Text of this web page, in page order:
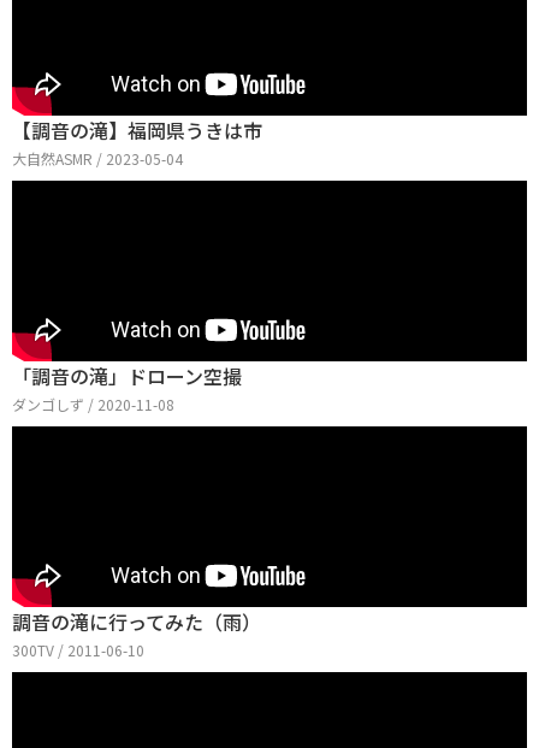
【調音の滝】福岡県うきは市
大自然ASMR / 2023-05-04
「調音の滝」ドローン空撮
ダンゴしず / 2020-11-08
調音の滝に行ってみた（雨）
300TV / 2011-06-10